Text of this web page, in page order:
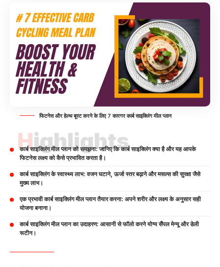
फिटनेस और हेल्थ बूस्ट करने के लिए 7 कारगर कार्ब साइक्लिंग मील प्लान
Highlights
कार्ब साइक्लिंग मील प्लान को समझना: जानिए कि कार्ब साइक्लिंग क्या है और यह आपके
फिटनेस लक्ष्य को कैसे प्रभावित करता है।
कार्ब साइक्लिंग के स्वास्थ्य लाभ: वजन घटाने, ऊर्जा स्तर बढ़ाने और मसल्स की सुरक्षा जैसे
मुख्य लाभ।
एक प्रभावी कार्ब साइक्लिंग मील प्लान तैयार करना: अपने शरीर और लक्ष्य के अनुसार सही
योजना बनाना।
कार्ब साइक्लिंग मील प्लान का उदाहरण: आसानी से फॉलो करने योग्य सैंपल मेन्यू और डेली
रूटीन।